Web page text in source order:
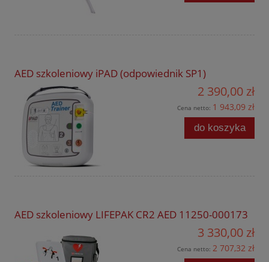
AED szkoleniowy iPAD (odpowiednik SP1)
2 390,00 zł
Cena netto: 1 943,09 zł
do koszyka
AED szkoleniowy LIFEPAK CR2 AED 11250-000173
3 330,00 zł
Cena netto: 2 707,32 zł